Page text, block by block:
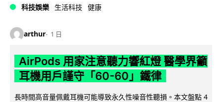
科技娛樂 生活科技 健康
arthur 1 日
AirPods 用家注意聽力響紅燈 醫學界籲
耳機用戶謹守「60-60」鐵律
長時間高音量佩戴耳機可能導致永久性噪音性聽損。本文盤點 4